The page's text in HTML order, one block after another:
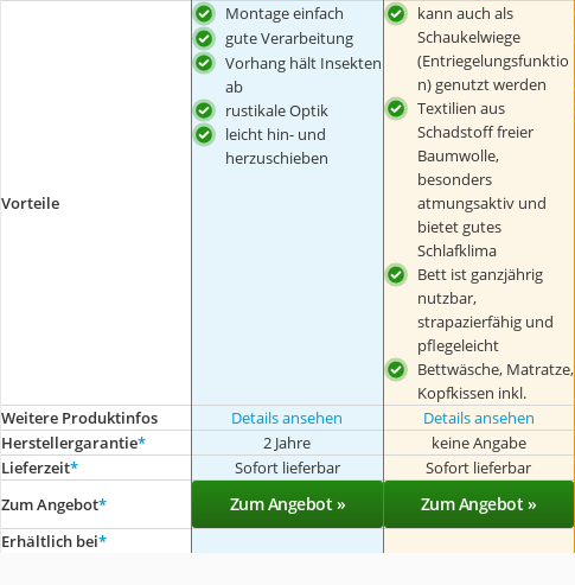
Vorteile
Montage einfach
gute Verarbeitung
Vorhang hält Insekten
ab
rustikale Optik
leicht hin- und
herzuschieben
kann auch als
Schaukelwiege
(Entriegelungsfunktio
n) genutzt werden
Textilien aus
Schadstoff freier
Baumwolle,
besonders
atmungsaktiv und
bietet gutes
Schlafklima
Bett ist ganzjährig
nutzbar,
strapazierfähig und
pflegeleicht
Bettwäsche, Matratze,
Kopfkissen inkl.
Weitere Produktinfos Details ansehen Details ansehen
Herstellergarantie* 2 Jahre keine Angabe
Lieferzeit* Sofort lieferbar Sofort lieferbar
Zum Angebot* Zum Angebot » Zum Angebot »
Erhältlich bei*